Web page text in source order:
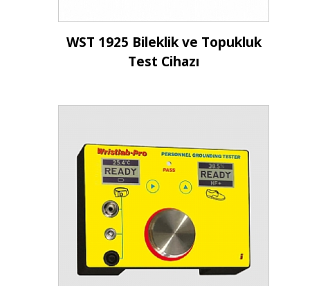
İncele
WST 1925 Bileklik ve Topukluk
Test Cihazı